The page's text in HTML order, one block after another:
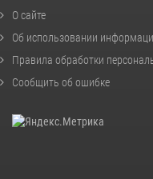
О сайте
Об использовании
Правила обработки
Сообщить об ошибке